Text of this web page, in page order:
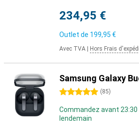
234,95 €
Outlet de 199,95 €
Avec TVA Hors Frais
Samsung Galaxy
5 étoiles (85)
Commandez avant 23:30
lendemain